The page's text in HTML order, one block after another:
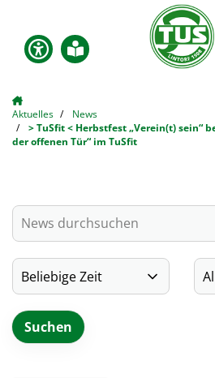
Aktuelles
News
> TuSfit < Herbstfest „Verein(t) sein“
der offenen Tür“ im TuSfit